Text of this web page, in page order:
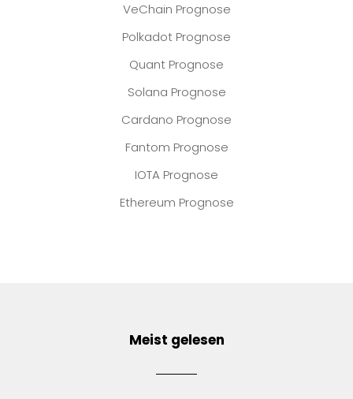
VeChain Prognose
Polkadot Prognose
Quant Prognose
Solana Prognose
Cardano Prognose
Fantom Prognose
IOTA Prognose
Ethereum Prognose
Meist gelesen